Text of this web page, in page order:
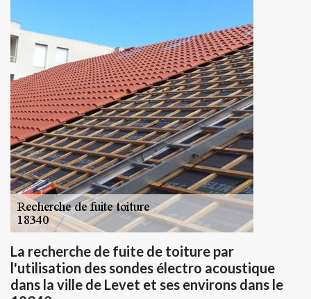
La recherche de fuite de toiture par
l'utilisation des sondes électro acoustique
dans la ville de Levet et ses environs dans le